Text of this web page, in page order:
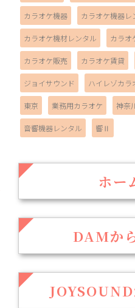
カラオケ機器 カラオケ機器レ
カラオケ機材レンタル カラオ
カラオケ販売 カラオケ賃貸
ジョイサウンド ハイレゾカラ
東京 業務用カラオケ 神奈
音響機器レンタル 響Ⅱ
ホー
DAMか